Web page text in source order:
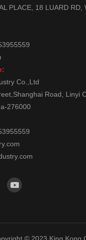
PLACE, 18 LUARD RD,
Co.,Ltd
Road, Linyi
276000